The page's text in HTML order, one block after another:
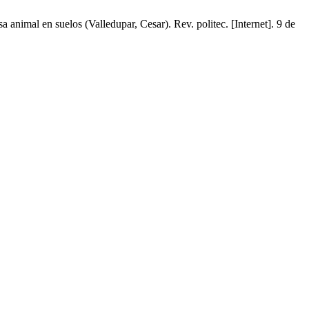
animal en suelos (Valledupar, Cesar). Rev. politec. [Internet]. 9 de